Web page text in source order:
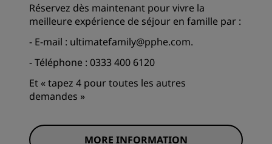
Réservez dès maintenant pour vivre la
meilleure expérience de séjour en famille par :
- E-mail : ultimatefamily@pphe.com.
- Téléphone : 0333 400 6120
Et « tapez 4 pour toutes les autres
demandes »
MORE INFORMATION